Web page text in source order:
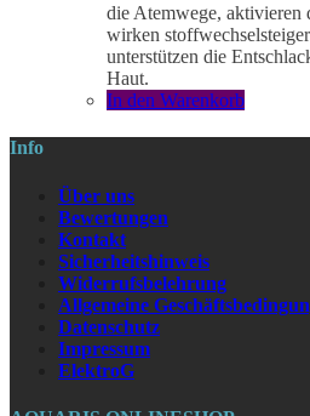
die Atemwege, aktivieren
wirken
unterstützen die
Haut.
In den Warenkorb
Info
Über uns
Bewertungen
Kontakt
Sicherheitshinweis
Widerrufsbelehrung
Allgemeine
Datenschutz
Impressum
ElektroG